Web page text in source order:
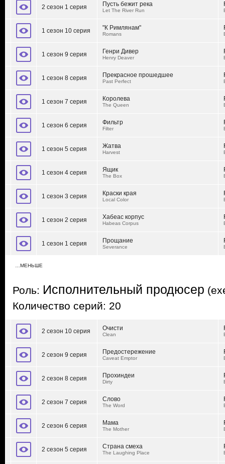
2 сезон 1 серия Пусть бежит река
Let The River Run
1 сезон 10 серия "К Римлянам"
Romans
1 сезон 9 серия Генри Дивер
Henry Deaver
1 сезон 8 серия Прекрасное прошедшее
Past Perfect
1 сезон 7 серия Королева
The Queen
1 сезон 6 серия Фильтр
Filter
1 сезон 5 серия Жатва
Harvest
1 сезон 4 серия Ящик
The Box
1 сезон 3 серия Краски края
Local Color
1 сезон 2 серия Хабеас корпус
Habeas Corpus
1 сезон 1 серия Прощание
Severance
…МЕНЬШЕ
Роль: Исполнительный продюсер
Количество серий: 20
2 сезон 10 серия Очисти
Clean
2 сезон 9 серия Предостережение
Caveat Emptor
2 сезон 8 серия Прохиндеи
Dirty
2 сезон 7 серия Слово
The Word
2 сезон 6 серия Мама
The Mother
2 сезон 5 серия Страна смеха
The Laughing Place